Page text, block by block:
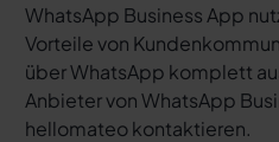
WhatsApp Business App
Vorteile von
über WhatsApp komplett
Anbieter von WhatsApp
hellomateo kontaktieren.